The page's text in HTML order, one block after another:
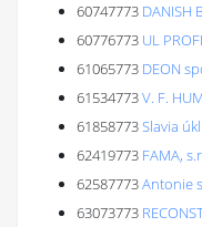
60747773 DANISH
60776773 UL
61065773 DEON
61534773V. F.
61858773Slavia
62419773 FAMA,
62587773Antonie
63073773